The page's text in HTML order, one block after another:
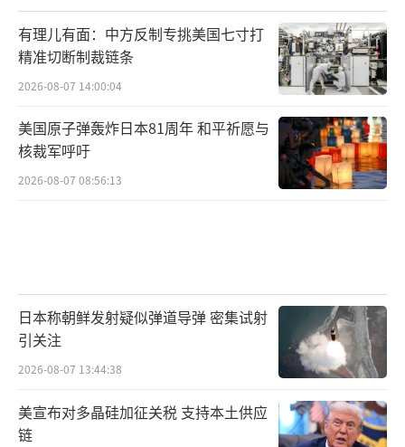
有理儿有面：中方反制专挑美国七寸打
精准切断制裁链条
2026-08-07 14:00:04
美国原子弹轰炸日本81周年 和平祈愿与
核裁军呼吁
2026-08-07 08:56:13
日本称朝鲜发射疑似弹道导弹 密集试射
引关注
2026-08-07 13:44:38
美宣布对多晶硅加征关税 支持本土供应
链